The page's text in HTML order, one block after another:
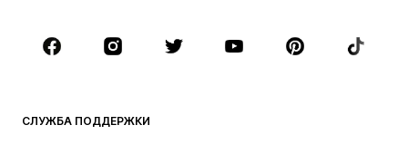
Аксессуары
Премиум
НОВИНКИ
СЛУЖБА ПОДДЕРЖКИ